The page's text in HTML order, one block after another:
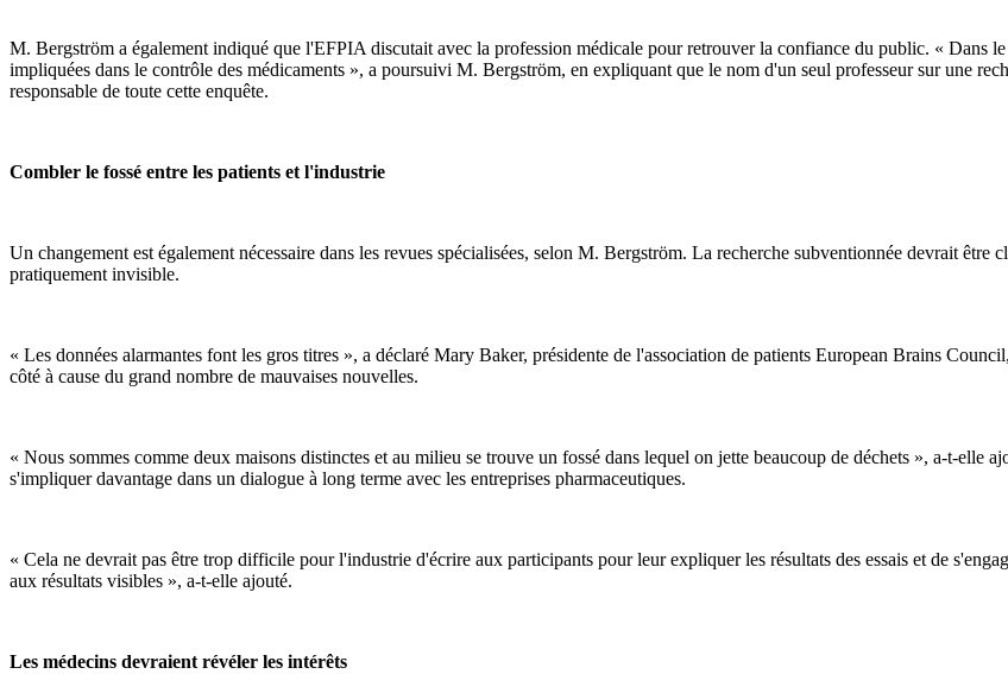
M. Bergström a également indiqué que l'EFPIA discutait avec la profession médicale pour retrouver la confiance du public. « Dans le
impliquées dans le contrôle des médicaments », a poursuivi M. Bergström, en expliquant que le nom d'un seul professeur sur une
responsable de toute cette enquête.
Combler le fossé entre les patients et l'industrie
Un changement est également nécessaire dans les revues spécialisées, selon M. Bergström. La recherche subventionnée devrait être
pratiquement invisible.
« Les données alarmantes font les gros titres », a déclaré Mary Baker, présidente de l'association de patients European Brains
côté à cause du grand nombre de mauvaises nouvelles.
« Nous sommes comme deux maisons distinctes et au milieu se trouve un fossé dans lequel on jette beaucoup de déchets », a-t-elle
s'impliquer davantage dans un dialogue à long terme avec les entreprises pharmaceutiques.
« Cela ne devrait pas être trop difficile pour l'industrie d'écrire aux participants pour leur expliquer les résultats des essais et de
aux résultats visibles », a-t-elle ajouté.
Les médecins devraient révéler les intérêts